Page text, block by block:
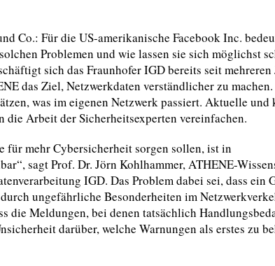
Co.: Für die US-amerikanische Facebook Inc.
Problemen und wie lassen sie sich möglichst
sich das Fraunhofer IGD bereits seit mehreren
das Ziel, Netzwerkdaten verständlicher zu
was im eigenen Netzwerk passiert. Aktuelle und
Arbeit der Sicherheitsexperten vereinfachen.
für mehr Cybersicherheit sorgen sollen, ist in
sagt Prof. Dr. Jörn Kohlhammer, ATHENE-
IGD. Das Problem dabei sei, dass ein
ungefährliche Besonderheiten im
die Meldungen, bei denen tatsächlich
darüber, welche Warnungen als erstes zu